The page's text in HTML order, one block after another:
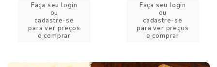
Faça seu login
ou
cadastre-se
para ver preços
e comprar
Faça seu login
ou
cadastre-se
para ver preços
e comprar